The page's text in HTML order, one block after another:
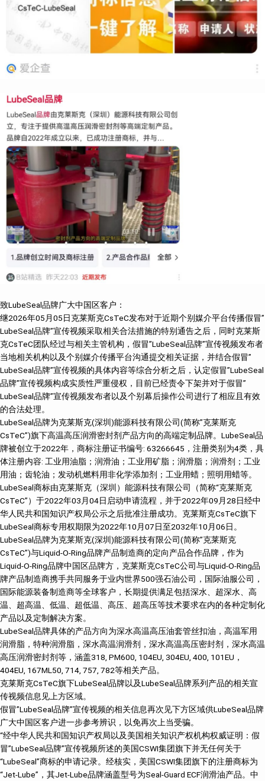
致LubeSeal品牌广大中国区客户：
继2026年05月05日克莱斯克CsTeC发布对于近期个别媒介平台传播假冒”
LubeSeal品牌”宣传视频采取相关合法措施的特别通告之后，同时克莱斯
克CsTeC团队经过与相关主管机构，假冒”LubeSeal品牌”宣传视频发布者
当地相关机构以及个别媒介传播平台沟通提交相关证据，并结合假冒”
LubeSeal品牌”宣传视频的具体内容等综合分析之后，认定假冒”LubeSeal
品牌”宣传视频构成实质性严重侵权，目前已经责令下架并对于假冒”
LubeSeal品牌”宣传视频发布者以及个别幕后操作公司进行了相应且有效
的合法处理。
LubeSeal品牌为克莱斯克(深圳)能源科技有限公司(简称”克莱斯克
CsTeC”)旗下高温高压润滑密封剂产品方向的高端定制品牌。LubeSeal品
牌被创立于2022年，商标注册证书编号: 63266645，注册类别为4类，具
体注册内容: 工业用油脂；润滑油；工业用矿脂；润滑脂；润滑剂；工业
用油；齿轮油；发动机燃料用非化学添加剂；工业用蜡；照明用蜡等。
LubeSeal商标由克莱斯克（深圳）能源科技有限公司（简称“克莱斯克
CsTeC”）于2022年03月04日启动申请流程，并于2022年09月28日经中
华人民共和国知识产权局公示之后批准注册成功。克莱斯克CsTeC旗下
LubeSeal商标专用权期限为2022年10月07日至2032年10月06日。
LubeSeal品牌为克莱斯克(深圳)能源科技有限公司(简称”克莱斯克
CsTeC”)与Liquid-O-Ring品牌产品制造商的定向产品合作品牌，作为
Liquid-O-Ring品牌中国区品牌方，克莱斯克CsTeC公司与Liquid-O-Ring品
牌产品制造商携手共同服务于业内世界500强石油公司，国际油服公司，
国际能源装备制造商等全球客户，长期提供满足包括深水、超深水、高
温、超高温、低温、超低温、高压、超高压等技术要求在内的各种定制化
产品以及定制解决方案。
LubeSeal品牌具体的产品方向为深水高温高压油套管丝扣油，高温军用
润滑脂，特种润滑脂，深水高温润滑剂，深水高温高压密封剂，深水高温
高压润滑密封剂等，涵盖318, PM600, 104EU, 304EU, 400, 101EU，
404EU, 167ML50, 714, 757, 782等相关产品。
克莱斯克CsTeC旗下LubeSeal品牌以及LubeSeal品牌系列产品的相关宣
传视频信息见上方区域。
假冒”LubeSeal品牌”宣传视频的相关信息再次见下方区域供LubeSeal品牌
广大中国区客户进一步参考辨识，以免再次上当受骗。
“经中华人民共和国知识产权局以及美国相关知识产权机构权威证明：假
冒”LubeSeal品牌”宣传视频所述的美国CSWI集团旗下并无任何关于
“LubeSeal”商标的申请记录。经核实，美国CSWI集团旗下的注册商标为
“Jet-Lube”，其Jet-Lube品牌涵盖型号为Seal-Guard ECF润滑油产品。中